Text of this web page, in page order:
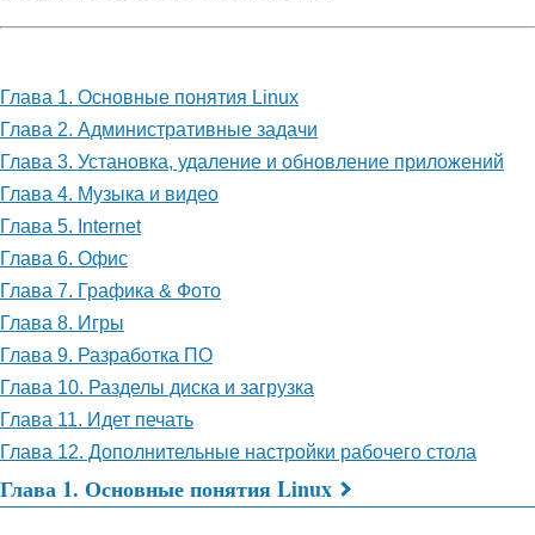
Глава 1. Основные понятия Linux
Глава 2. Административные задачи
Глава 3. Установка, удаление и обновление приложений
Глава 4. Музыка и видео
Глава 5. Internet
Глава 6. Офис
Глава 7. Графика & Фото
Глава 8. Игры
Глава 9. Разработка ПО
Глава 10. Разделы диска и загрузка
Глава 11. Идет печать
Глава 12. Дополнительные настройки рабочего стола
Перекрёстные
Глава 1. Основные понятия Linux